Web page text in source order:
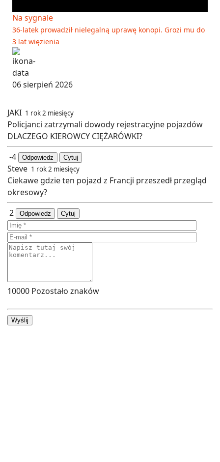
Na sygnale
36-latek prowadził nielegalną uprawę konopi. Grozi mu do
3 lat więzienia
06 sierpień 2026
JAKI 1 rok 2 miesięcy
Policjanci zatrzymali dowody rejestracyjne pojazdów
DLACZEGO KIEROWCY CIĘŻARÓWKI?
-4
Odpowiedz Cytuj
Steve 1 rok 2 miesięcy
Ciekawe gdzie ten pojazd z Francji przeszedł przegląd
okresowy?
2
Odpowiedz Cytuj
10000 Pozostało znaków
Wyślij